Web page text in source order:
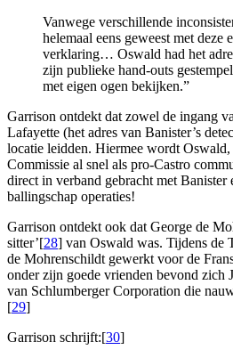
Vanwege verschillende
helemaal eens geweest met deze
verklaring… Oswald had het
zijn publieke hand-outs
met eigen ogen bekijken.”
Garrison ontdekt dat zowel de ingang
Lafayette (het adres van Banister’s
locatie leidden. Hiermee wordt Oswald,
Commissie al snel als pro-Castro
direct in verband gebracht met Banister
ballingschap operaties!
Garrison ontdekt ook dat George de
sitter’[28] van Oswald was. Tijdens de
de Mohrenschildt gewerkt voor de
onder zijn goede vrienden bevond zich
van Schlumberger Corporation die
[29]
Garrison schrijft:[30]